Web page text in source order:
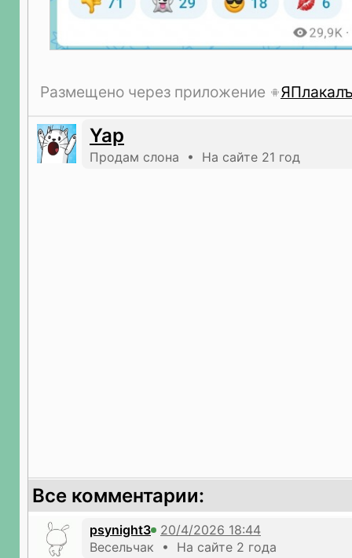
Размещено через приложение
Yap
Продам слона • На сайте 21 год
Все комментарии:
psynight3
Весельчак • На сайте 2 года